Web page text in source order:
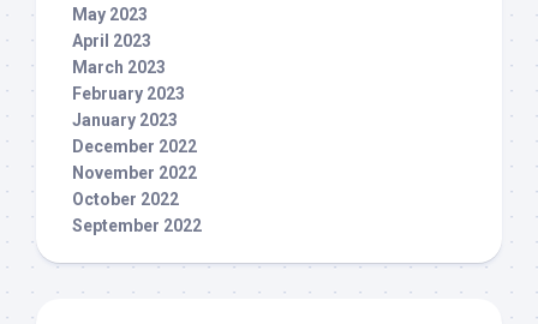
May 2023
April 2023
March 2023
February 2023
January 2023
December 2022
November 2022
October 2022
September 2022